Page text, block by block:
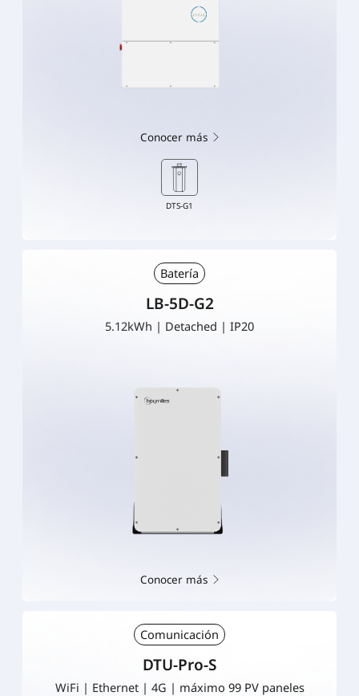
Conocer más
DTS-G1
Batería
LB-5D-G2
5.12kWh | Detached | IP20
Conocer más
Comunicación
DTU-Pro-S
WiFi | Ethernet | 4G | máximo 99 PV paneles